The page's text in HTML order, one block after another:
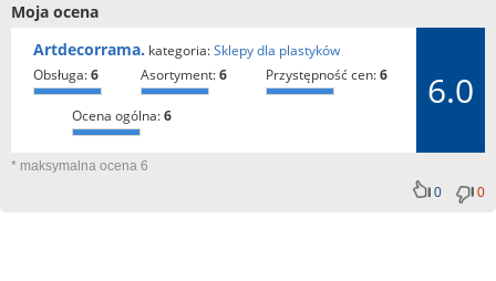
Moja ocena
Artdecorrama. kategoria:Sklepy dla plastyków
obsługa:6 asortyment:6 przystępność cen:6
ocena ogólna:6
6.0
* maksymalna ocena 6
0
0